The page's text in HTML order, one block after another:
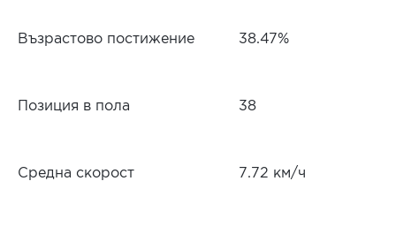
Възрастово постижение 38.47%
Позиция в пола 38
Средна скорост 7.72 км/ч